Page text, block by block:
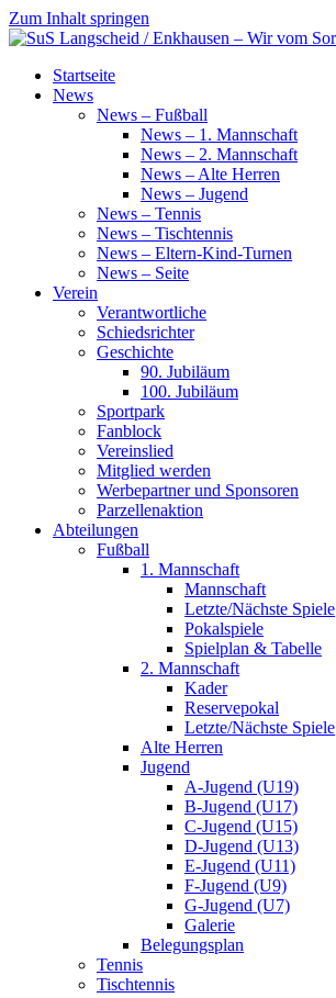
Zum Inhalt springen
SuS
Langscheid
Startseite
News
News – Fußball
News – 1. Mannschaft
News – 2. Mannschaft
News – Alte Herren
News – Jugend
News – Tennis
News – Tischtennis
News – Eltern-Kind-Turnen
News – Seite
Verein
Verantwortliche
Schiedsrichter
Geschichte
90. Jubiläum
100. Jubiläum
Sportpark
Fanblock
Vereinslied
Mitglied werden
Werbepartner und Sponsoren
Parzellenaktion
Abteilungen
Fußball
1. Mannschaft
Mannschaft
Letzte/Nächste Spiele
Pokalspiele
Spielplan & Tabelle
2. Mannschaft
Kader
Reservepokal
Letzte/Nächste Spiele
Alte Herren
Jugend
A-Jugend (U19)
B-Jugend (U17)
C-Jugend (U15)
D-Jugend (U13)
E-Jugend (U11)
F-Jugend (U9)
G-Jugend (U7)
Galerie
Belegungsplan
Tennis
Tischtennis